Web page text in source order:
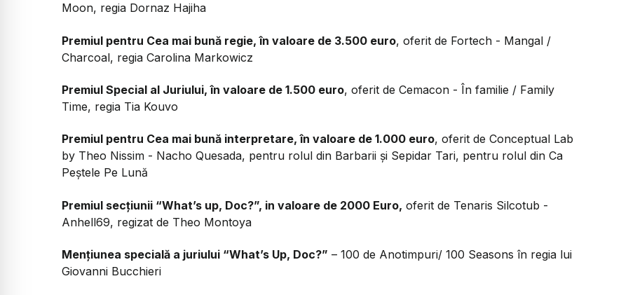
Moon, regia Dornaz Hajiha
Premiul pentru Cea mai bună regie, în valoare de 3.500 euro, oferit de Fortech - Mangal /
Charcoal, regia Carolina Markowicz
Premiul Special al Juriului, în valoare de 1.500 euro, oferit de Cemacon - În familie / Family
Time, regia Tia Kouvo
Premiul pentru Cea mai bună interpretare, în valoare de 1.000 euro, oferit de Conceptual Lab
by Theo Nissim - Nacho Quesada, pentru rolul din Barbarii și Sepidar Tari, pentru rolul din Ca
Peștele Pe Lună
Premiul secțiunii “What’s up, Doc?”, in valoare de 2000 Euro, oferit de Tenaris Silcotub -
Anhell69, regizat de Theo Montoya
Mențiunea specială a juriului “What’s Up, Doc?” – 100 de Anotimpuri/ 100 Seasons în regia lui
Giovanni Bucchieri